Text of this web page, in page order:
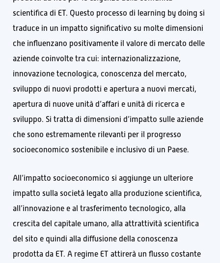
scientifica di ET. Questo processo di learning by doing si
traduce in un impatto significativo su molte dimensioni
che influenzano positivamente il valore di mercato delle
aziende coinvolte tra cui: internazionalizzazione,
innovazione tecnologica, conoscenza del mercato,
sviluppo di nuovi prodotti e apertura a nuovi mercati,
apertura di nuove unità d’affari e unità di ricerca e
sviluppo. Si tratta di dimensioni d’impatto sulle aziende
che sono estremamente rilevanti per il progresso
socioeconomico sostenibile e inclusivo di un Paese.
All’impatto socioeconomico si aggiunge un ulteriore
impatto sulla società legato alla produzione scientifica,
all’innovazione e al trasferimento tecnologico, alla
crescita del capitale umano, alla attrattività scientifica
del sito e quindi alla diffusione della conoscenza
prodotta da ET. A regime ET attirerà un flusso costante